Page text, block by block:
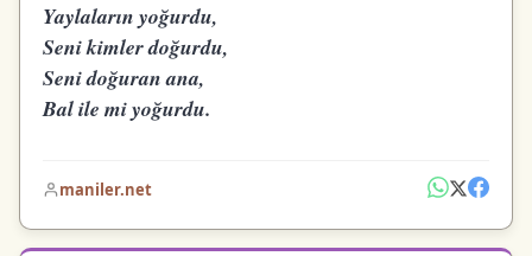
Yaylaların yoğurdu,
Seni kimler doğurdu,
Seni doğuran ana,
Bal ile mi yoğurdu.
maniler.net